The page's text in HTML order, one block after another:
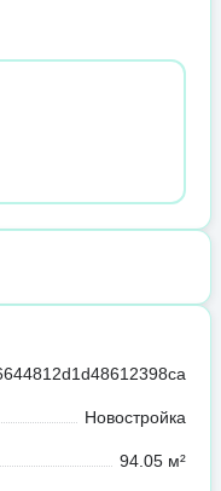
Новостройка
94.05 м²